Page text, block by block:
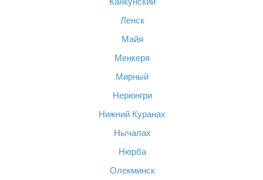
Ленск
Майя
Менкеря
Мирный
Нерюнгри
Нижний Куранах
Нычалах
Нюрба
Олекминск